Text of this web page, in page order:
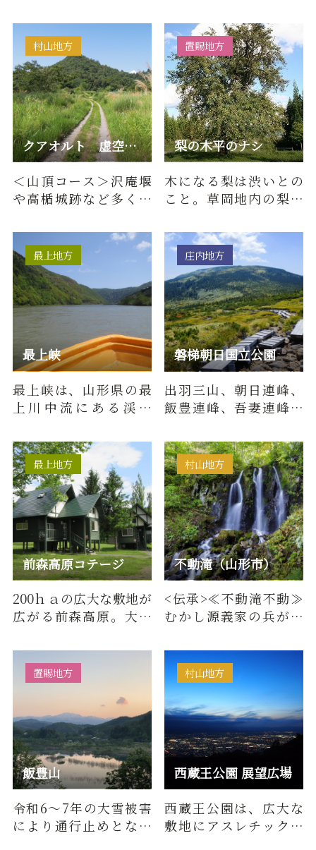
蔵尊をまつり郷土を代
表する…
千m3。一部は、上水道
工業用水と…
クアオルト 虚空蔵山コース
村山地方
＜山頂コース＞沢庵堰
や高楯城跡など多くの
史を楽しみながら歩く
ことので…
梨の木平のナシ
置賜地方
木になる梨は渋いとの
こと。草岡地内の梨木
ます。樹高は13メート
ル、根元…
最上峡
最上地方
最上峡は、山形県の最
上川中流にある渓谷
ら庄内町の清川地区の
全長16㎞の…
磐梯朝日国立公園
庄内地方
出羽三山、朝日連峰、
飯豊連峰、吾妻連峰、
の広大な範囲に及ぶ国
立公園で…
前森高原コテージ
最上地方
200ｈａの広大な敷地が
広がる前森高原。大自
馬体験施設など様々な
体験が…
不動滝（山形市）
村山地方
<伝承>≪不動滝不動≫
むかし源義家の兵が、
したとき、突然雷鳴とど
ろ…
飯豊山
置賜地方
令和6～7年の大雪被害
により通行止めとなっ
西蔵王公園 展望広場
村山地方
西蔵王公園は、広大な
敷地にアスレチック遊